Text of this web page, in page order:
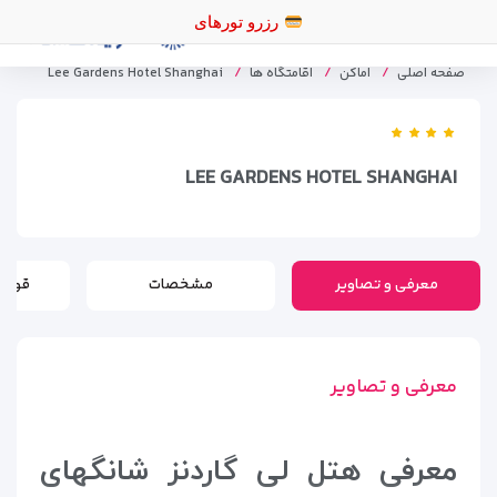
رزر
صفحه اصلی اماکن اقامتگاه ها Lee Gardens Hotel Shanghai
LEE GARDENS HOTEL SHANGHAI
معرفی و تصاویر مشخصات
معرفی و تصاویر
معرفی هتل لی گاردنز شانگهای